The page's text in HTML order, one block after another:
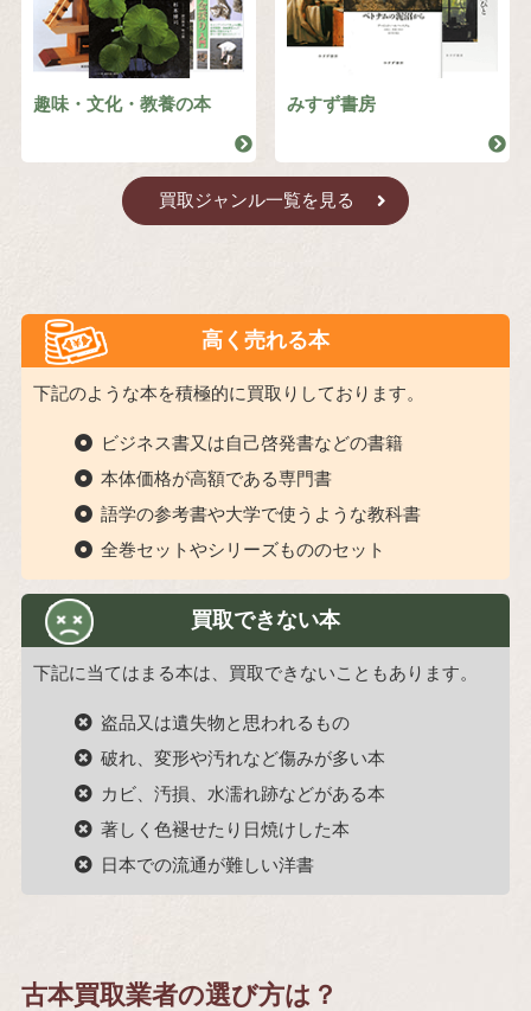
趣味・文化・教養の本 みすず書房
買取ジャンル一覧を見る
高く売れる本
下記のような本を積極的に買取りしております。
ビジネス書又は自己啓発書などの書籍
本体価格が高額である専門書
語学の参考書や大学で使うような教科書
全巻セットやシリーズもののセット
買取できない本
下記に当てはまる本は、買取できないこともあります。
盗品又は遺失物と思われるもの
破れ、変形や汚れなど傷みが多い本
カビ、汚損、水濡れ跡などがある本
著しく色褪せたり日焼けした本
日本での流通が難しい洋書
古本買取業者の選び方は？